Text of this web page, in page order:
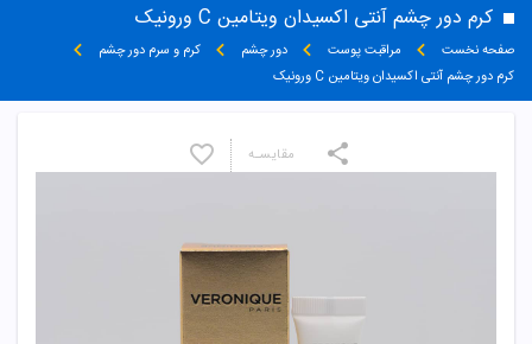
کرم دور چشم آنتی اکسیدان ویتامین C ورونیک
صفحه نخست مراقبت پوست دور چشم
کرم و سرم دور چشم
کرم دور چشم آنتی اکسیدان ویتامین C ورونیک
مقایسـه